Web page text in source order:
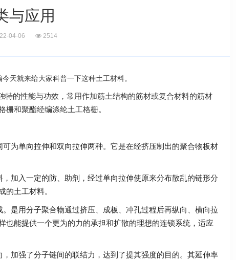
与应用
04-06 2514
天就来给大家科普一下这种土工材料。
的性能与功效，常用作加筋土结构的筋材或复合材料的筋材
栅和聚酯经编涤纶土工格栅。
为单向拉伸和双向拉伸两种。它是在经挤压制出的聚合物板材
加入一定的防、助剂，经过单向拉伸使原来分布散乱的链形分
的土工材料。
是用分子聚合物通过挤压、成板、冲孔过程后再纵向、横向拉
能提供一个更为的力的承担和扩散的理想的连锁系统，适应
加强了分子链间的联结力，达到了提其强度的目的。其延伸率